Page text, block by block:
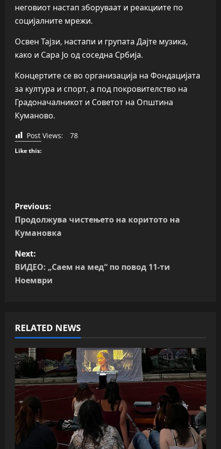
неговиот настап зборуваат и реакциите по
социјалните мрежи.
Освен Тајзи, настапи и групата Дајте музика,
како и Сара Јо од соседна Србија.
Концертите се во организација на Фондацијата
за култура и спорт, а под покровителство на
Градоначалникот и Советот на Општина
Куманово.
Post Views: 78
Like this:
P
o
s
t
n
v
i
g
a
t
i
Previous:
Продолжува чистењето на коритото на
Кумановка
Next:
ВИДЕО: „Саем на мед“ по повод 11-ти
Ноември
RELATED NEWS